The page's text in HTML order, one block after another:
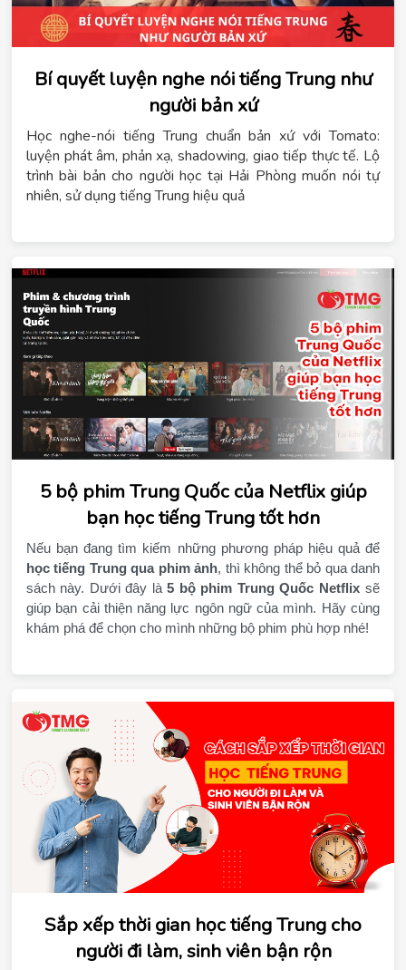
Bí quyết luyện nghe nói tiếng Trung như
người bản xứ
Học nghe-nói tiếng Trung chuẩn bản xứ với Tomato:
luyện phát âm, phản xạ, shadowing, giao tiếp thực tế. Lộ
trình bài bản cho người học tại Hải Phòng muốn nói tự
nhiên, sử dụng tiếng Trung hiệu quả
5 bộ phim Trung Quốc của Netflix giúp
bạn học tiếng Trung tốt hơn
học tiếng Trung qua phim ảnh, thì không thể bỏ qua danh
sách này. Dưới đây là 5 bộ phim Trung Quốc Netflix sẽ
giúp bạn cải thiện năng lực ngôn ngữ của mình. Hãy cùng
khám phá để chọn cho mình những bộ phim phù hợp nhé!
Sắp xếp thời gian học tiếng Trung cho
người đi làm, sinh viên bận rộn